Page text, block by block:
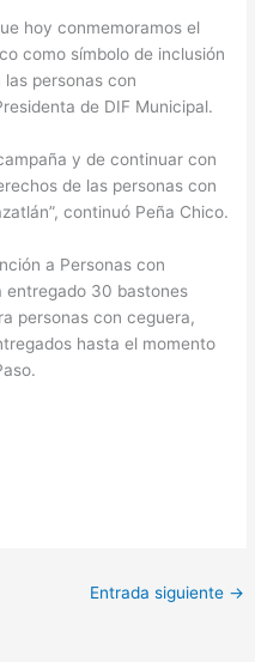
hoy conmemoramos el
como símbolo de inclusión
personas con
de DIF Municipal.
y de continuar con
de las personas con
continuó Peña Chico.
a Personas con
entregado 30 bastones
personas con ceguera,
hasta el momento
Entrada siguiente →